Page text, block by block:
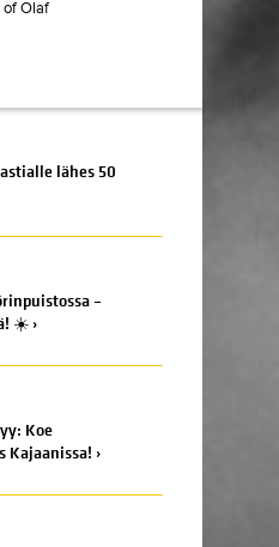
of Olaf
lähes 50
–
☀️ ›
Koe
›